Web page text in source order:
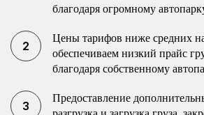
благодаря огромному
Цены тарифов ниже средних
обеспечиваем низкий прайс
благодаря собственному
Предоставление